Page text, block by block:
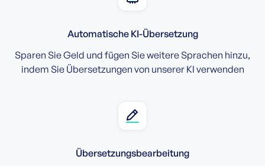
Automatische KI-Übersetzung
Sparen Sie Geld und fügen Sie weitere Sprachen hinzu,
indem Sie Übersetzungen von unserer KI verwenden
Übersetzungsbearbeitung